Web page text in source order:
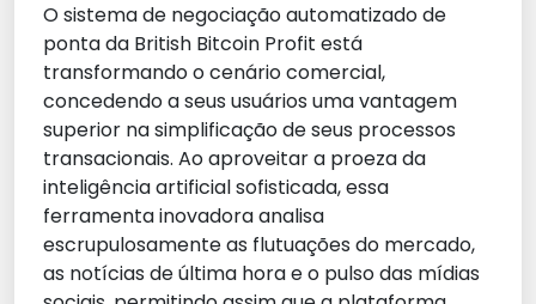
O sistema de negociação automatizado de
ponta da British Bitcoin Profit está
transformando o cenário comercial,
concedendo a seus usuários uma vantagem
superior na simplificação de seus processos
transacionais. Ao aproveitar a proeza da
inteligência artificial sofisticada, essa
ferramenta inovadora analisa
escrupulosamente as flutuações do mercado,
as notícias de última hora e o pulso das mídias